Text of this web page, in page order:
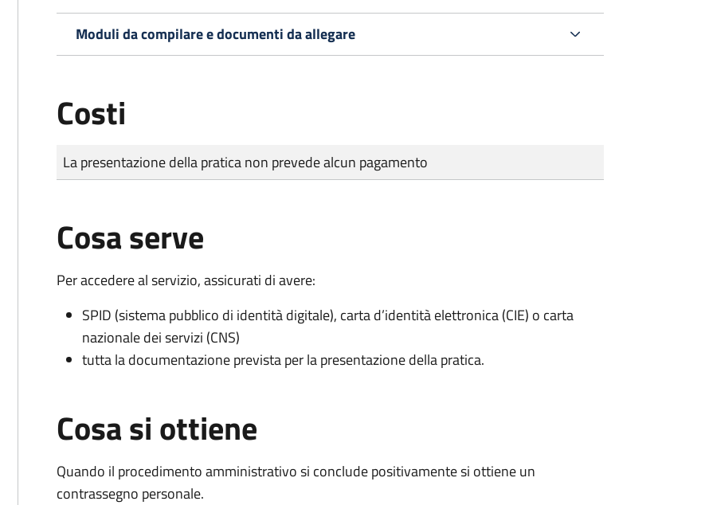
Moduli da compilare e documenti da allegare
Costi
Tipo di pagamento
Importo
La presentazione della pratica non prevede alcun pagamento
Cosa serve
Per accedere al servizio, assicurati di avere:
SPID (sistema pubblico di identità digitale), carta d’identità elettronica (CIE) o carta
nazionale dei servizi (CNS)
tutta la documentazione prevista per la presentazione della pratica.
Cosa si ottiene
Quando il procedimento amministrativo si conclude positivamente si ottiene un
contrassegno personale.